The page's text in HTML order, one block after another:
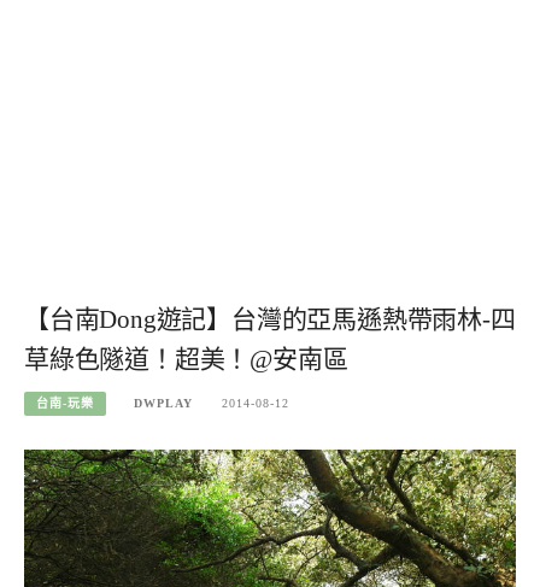
【台南Dong遊記】台灣的亞馬遜熱帶雨林-四
草綠色隧道！超美！@安南區
台南-玩樂 DWPLAY 2014-08-12